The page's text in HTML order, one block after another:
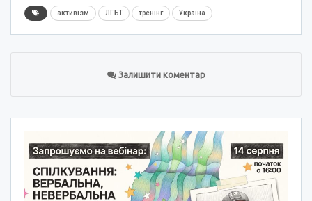
активізм ЛГБТ тренінг Україна
Залишити коментар